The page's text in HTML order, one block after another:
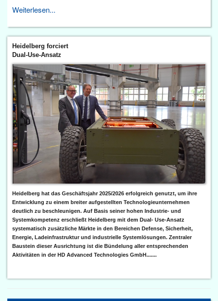
Weiterlesen...
Heidelberg forciert
Dual-Use-Ansatz
Heidelberg hat das Geschäftsjahr 2025/2026 erfolgreich genutzt, um ihre
Entwicklung zu einem breiter aufgestellten Technologieunternehmen
deutlich zu beschleunigen. Auf Basis seiner hohen Industrie- und
Systemkompetenz erschließt Heidelberg mit dem Dual- Use-Ansatz
systematisch zusätzliche Märkte in den Bereichen Defense, Sicherheit,
Energie, Ladeinfrastruktur und industrielle Systemlösungen. Zentraler
Baustein dieser Ausrichtung ist die Bündelung aller entsprechenden
Aktivitäten in der HD Advanced Technologies GmbH.......